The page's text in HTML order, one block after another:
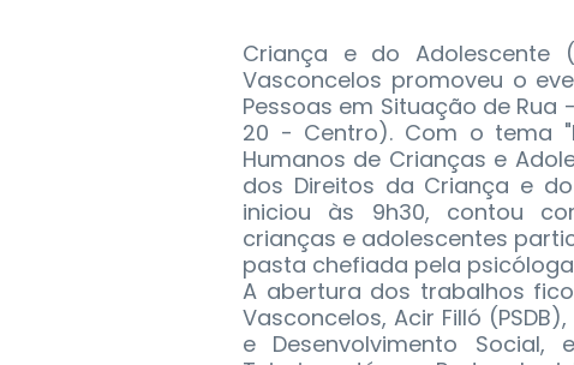
Criança e do Adolescente
Vasconcelos promoveu o
Pessoas em Situação de Rua
20 - Centro). Com o tema
Humanos de Crianças e
dos Direitos da Criança e
iniciou às 9h30, contou
crianças e adolescentes
pasta chefiada pela psicóloga
A abertura dos trabalhos
Vasconcelos, Acir Filló
e Desenvolvimento Social,